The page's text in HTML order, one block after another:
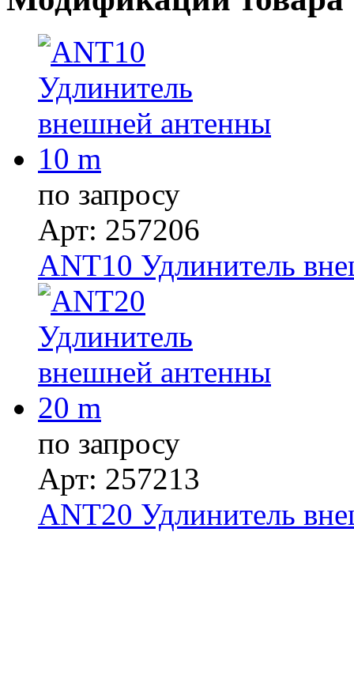
по запросу
Арт: 257206
ANT10 Удлинитель
по запросу
Арт: 257213
ANT20 Удлинитель